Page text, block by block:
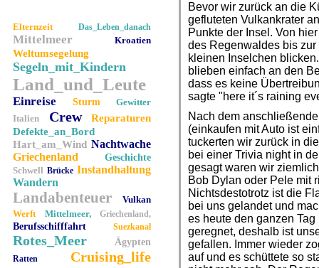
Elternzeit Das_Leben_danach
Mittelmeer Kroatien
Weltumsegelung
Segeln_mit_Kindern
Land_und_Leute
Einreise Sturm
Gewitter
Italien
Crew
Reparaturen
Defekte_an_Bord
Hart_am_Wind Nachtwache
Griechenland
Geschichte
Schwell Brücke Instandhaltung
Wandern
Landabenteuer
Vulkan
Werft
Mittelmeer, Griechenland,
Berufsschifffahrt Suezkanal
Rotes_Meer Ägypten
Ratten Cruising_life
Bevor wir zurück an die
gefluteten Vulkankrater
Punkte der Insel. Von
des Regenwaldes bis
kleinen Inselchen
blieben einfach an den
dass es keine
sagte "here it´s raining
Nach dem
(einkaufen mit Auto ist
tuckerten wir zurück in
bei einer Trivia night in
gesagt waren wir
Bob Dylan oder Pele mit
Nichtsdestotrotz ist die
bei uns gelandet und
es heute den ganzen
geregnet, deshalb ist
gefallen. Immer wieder
auf und es schüttete so